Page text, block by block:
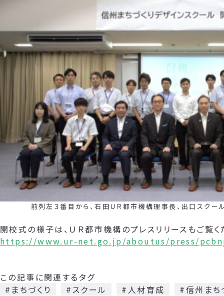
前列左３番目から、石田ＵＲ都市機構理事長、出口スクール
開校式の様子は、ＵＲ都市機構のプレスリリースもご覧く
https://www.ur-net.go.jp/aboutus/press/
この記事に関連するタグ
#まちづくり
#スクール #人材育成
#信州まち